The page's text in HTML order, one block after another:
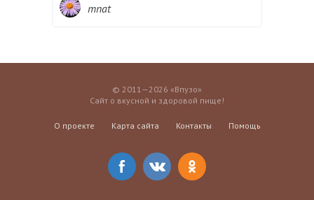
mnat
© 2011—2026 «Впузо»
Сайт о вкусной и здоровой пище!
О проекте Карта сайта Контакты Помощь